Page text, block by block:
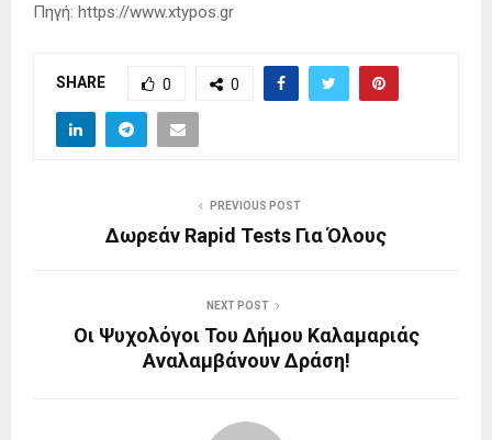
Πηγή: https://www.xtypos.gr
SHARE 0 0
PREVIOUS POST
Δωρεάν Rapid Tests Για Όλους
NEXT POST
Οι Ψυχολόγοι Του Δήμου Καλαμαριάς
Αναλαμβάνουν Δράση!